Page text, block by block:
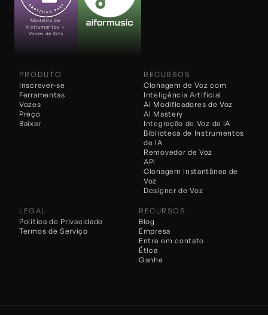
Modelos de
Instrumentos +
Vozes de Kits
PRODUTO
Inscrever-se
Ferramentas
Vozes
Preço
Baixar
RECURSOS
Clonagem de Voz com
Inteligência Artificial
Integração de Voz da IA
AI Modificadores de Voz
AI Mastery
Biblioteca de Instrumentos
de IA
Removedor de Voz
API
Clonagem Instantânea de
Voz
Designer de Voz
LEGAL
Política de Privacidade
Termos de Serviço
RECURSOS
Blog
Empresa
Entre em contato
Ética
Ganhe